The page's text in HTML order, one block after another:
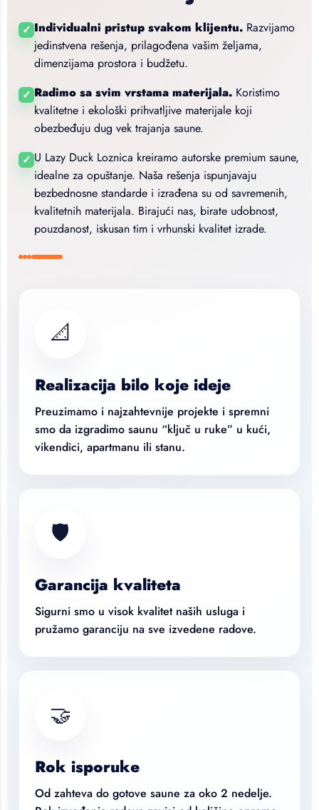
✓ Individualni pristup svakom klijentu. Razvijamo
jedinstvena rešenja, prilagođena vašim željama,
dimenzijama prostora i budžetu.
✓ Radimo sa svim vrstama materijala. Koristimo
kvalitetne i ekološki prihvatljive materijale koji
obezbeđuju dug vek trajanja saune.
✓ U Lazy Duck Loznica kreiramo autorske premium saune,
idealne za opuštanje. Naša rešenja ispunjavaju
bezbednosne standarde i izrađena su od savremenih,
kvalitetnih materijala. Birajući nas, birate udobnost,
pouzdanost, iskusan tim i vrhunski kvalitet izrade.
📐
Realizacija bilo koje ideje
Preuzimamo i najzahtevnije projekte i spremni
smo da izgradimo saunu “ključ u ruke” u kući,
vikendici, apartmanu ili stanu.
🛡️
Garancija kvaliteta
Sigurni smo u visok kvalitet naših usluga i
pružamo garanciju na sve izvedene radove.
🤝
Rok isporuke
Od zahteva do gotove saune za oko 2 nedelje.